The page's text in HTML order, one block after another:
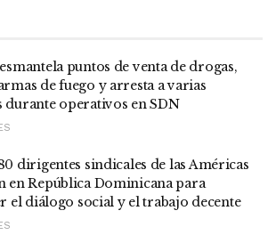
puntos de venta de drogas,
de fuego y arresta a varias
durante operativos en SDN
dirigentes sindicales de las Américas
en República Dominicana para
el diálogo social y el trabajo decente